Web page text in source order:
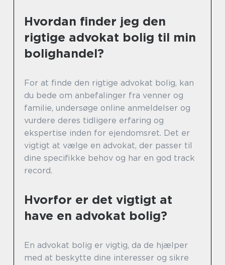
Hvordan finder jeg den
rigtige advokat bolig til min
bolighandel?
For at finde den rigtige advokat bolig, kan
du bede om anbefalinger fra venner og
familie, undersøge online anmeldelser og
vurdere deres tidligere erfaring og
ekspertise inden for ejendomsret. Det er
vigtigt at vælge en advokat, der passer til
dine specifikke behov og har en god track
record.
Hvorfor er det vigtigt at
have en advokat bolig?
En advokat bolig er vigtig, da de hjælper
med at beskytte dine interesser og sikre